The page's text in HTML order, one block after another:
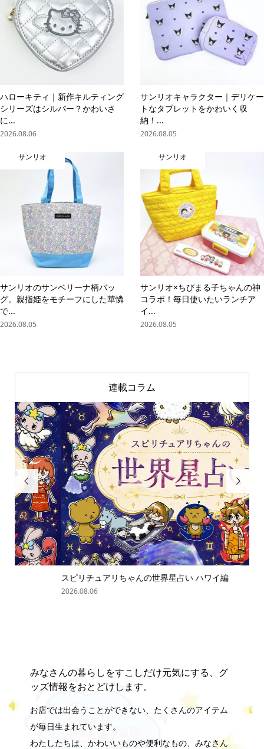
ハローキティ｜新作キルティング
シリーズはシルバー？かわいさ
に...
2026.08.06
サンリオキャラクター｜デリケー
トなタブレットをかわいく収
納！...
2026.08.05
サンリオ
サンリオのサンベリーナ柄バッ
グ。親指姫をモチーフにした華憐
で...
2026.08.05
サンリオ
サンリオ×ちびまる子ちゃんの神
コラボ！毎日使いたいランチア
イ...
2026.08.05
連載コラム

スピリチュアリちゃんの世界星占い ハワイ編

みなさんの暮らしをすこしだけ元気にする、グ
ッズ情報をおとどけします。
お店では出会うことができない、たくさんのアイテム
が毎日生まれています。
わたしたちは、かわいいものや便利なもの、みなさん